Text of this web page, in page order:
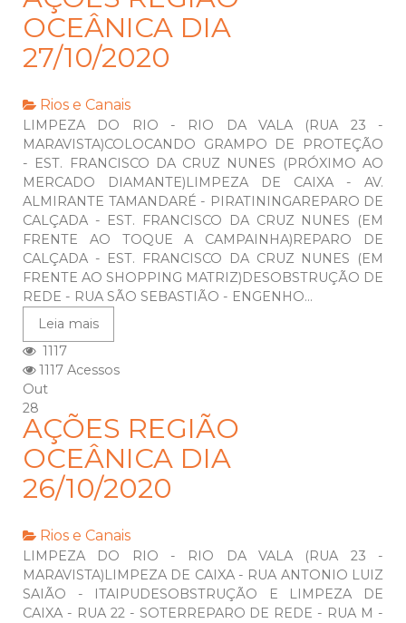
OCEÂNICA DIA
27/10/2020
Rios e Canais
LIMPEZA DO RIO - RIO DA VALA (RUA 23 -
MARAVISTA)COLOCANDO GRAMPO DE PROTEÇÃO
- EST. FRANCISCO DA CRUZ NUNES (PRÓXIMO AO
MERCADO DIAMANTE)LIMPEZA DE CAIXA - AV.
ALMIRANTE TAMANDARÉ - PIRATININGAREPARO DE
CALÇADA - EST. FRANCISCO DA CRUZ NUNES (EM
FRENTE AO TOQUE A CAMPAINHA)REPARO DE
CALÇADA - EST. FRANCISCO DA CRUZ NUNES (EM
FRENTE AO SHOPPING MATRIZ)DESOBSTRUÇÃO DE
REDE - RUA SÃO SEBASTIÃO - ENGENHO...
Leia mais
1117
1117 Acessos
Out
28
AÇÕES REGIÃO
OCEÂNICA DIA
26/10/2020
Rios e Canais
LIMPEZA DO RIO - RIO DA VALA (RUA 23 -
MARAVISTA)LIMPEZA DE CAIXA - RUA ANTONIO LUIZ
SAIÃO - ITAIPUDESOBSTRUÇÃO E LIMPEZA DE
CAIXA - RUA 22 - SOTERREPARO DE REDE - RUA M -